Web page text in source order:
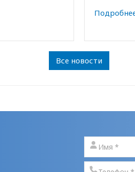
Все новости